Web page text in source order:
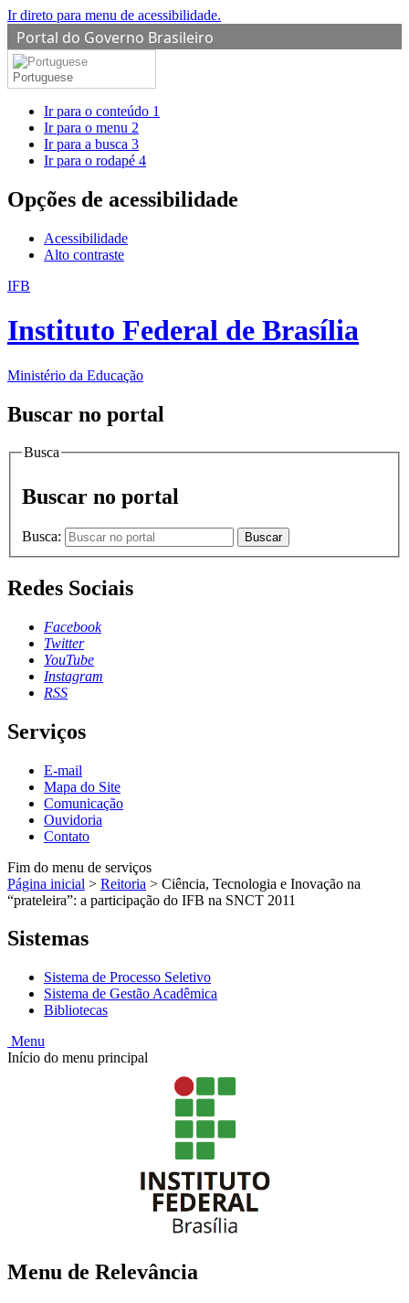
Ir direto para menu de acessibilidade.
Portal do Governo Brasileiro
Portuguese
Ir para o conteúdo 1
Ir para o menu 2
Ir para a busca 3
Ir para o rodapé 4
Opções de acessibilidade
Acessibilidade
Alto contraste
IFB
Instituto Federal de Brasília
Ministério da Educação
Buscar no portal
Busca
Buscar no portal
Busca: Buscar
Redes Sociais
Facebook
Twitter
YouTube
Instagram
RSS
Serviços
E-mail
Mapa do Site
Comunicação
Ouvidoria
Contato
Fim do menu de serviços
Página inicial > Reitoria > Ciência, Tecnologia e Inovação na
“prateleira”: a participação do IFB na SNCT 2011
Sistemas
Sistema de Processo Seletivo
Sistema de Gestão Acadêmica
Bibliotecas
Menu
Início do menu principal
Menu de Relevância